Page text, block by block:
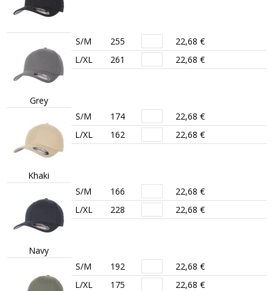
Grey
S/M 255
22,68 €
L/XL
261 22,68 €
Khaki
S/M 174
22,68 €
L/XL
162 22,68 €
Navy
S/M 166
22,68 €
L/XL
228 22,68 €
S/M 192
22,68 €
L/XL
175 22,68 €